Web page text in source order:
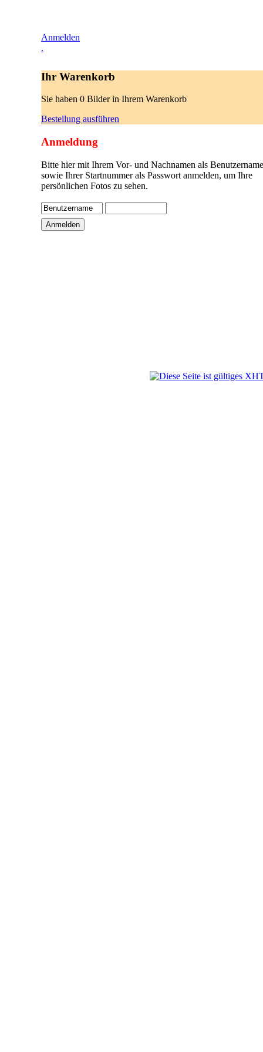
Anmelden
.
Ihr Warenkorb
Sie haben 0 Bilder in Ihrem Warenkorb
Bestellung ausführen
Anmeldung
Bitte hier mit Ihrem Vor- und Nachnamen als
sowie Ihrer Startnummer als Passwort anmelden, um Ihre
persönlichen Fotos zu sehen.